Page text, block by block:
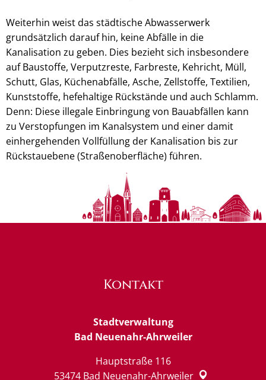
Weiterhin weist das städtische Abwasserwerk
grundsätzlich darauf hin, keine Abfälle in die
Kanalisation zu geben. Dies bezieht sich insbesondere
auf Baustoffe, Verputzreste, Farbreste, Kehricht, Müll,
Schutt, Glas, Küchenabfälle, Asche, Zellstoffe, Textilien,
Kunststoffe, hefehaltige Rückstände und auch Schlamm.
Denn: Diese illegale Einbringung von Bauabfällen kann
zu Verstopfungen im Kanalsystem und einer damit
einhergehenden Vollfüllung der Kanalisation bis zur
Rückstauebene (Straßenoberfläche) führen.
Kontakt
Stadtverwaltung
Bad Neuenahr-Ahrweiler
Hauptstraße 116
53474 Bad Neuenahr-Ahrweiler